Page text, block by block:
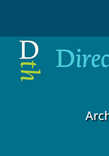
inhoud